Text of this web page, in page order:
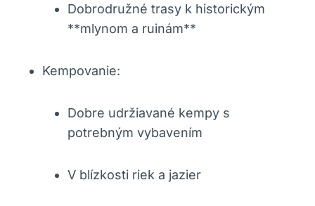
Dobrodružné trasy k historickým
**mlynom a ruinám**
Kempovanie:
Dobre udržiavané kempy s
potrebným vybavením
V blízkosti riek a jazier